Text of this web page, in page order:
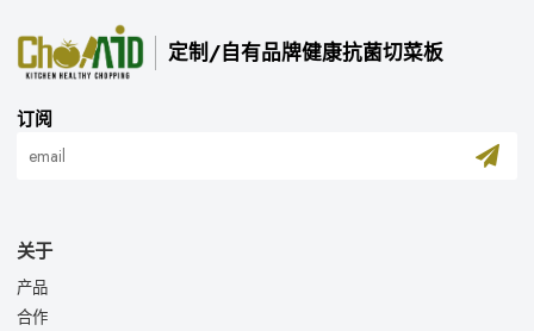
定制/自有品牌健康抗菌切菜板
订阅
关于
产品
合作